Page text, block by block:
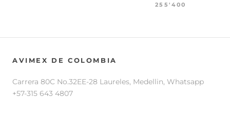
255'400
AVIMEX DE COLOMBIA
Carrera 80C No.32EE-28 Laureles, Medellin, Whatsapp
+57-315 643 4807